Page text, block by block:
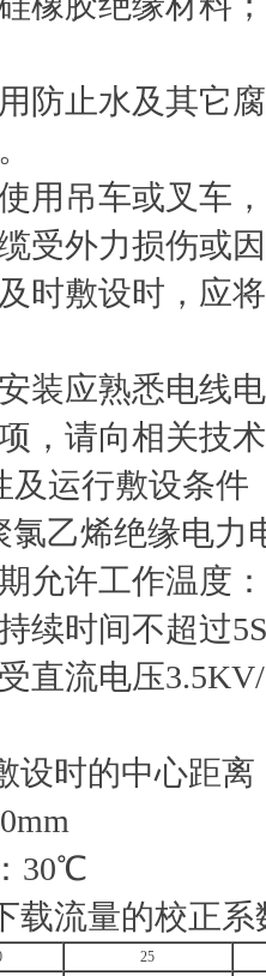
防止水及其它
用吊车或叉车
受外力损伤或
时敷设时，应
装应熟悉电线
，请向相关技
及运行敷设条件
氯乙烯绝缘电力
允许工作温度
续时间不超过
流电压3.5KV/
时的中心距离
30℃
载流量的校正系
25